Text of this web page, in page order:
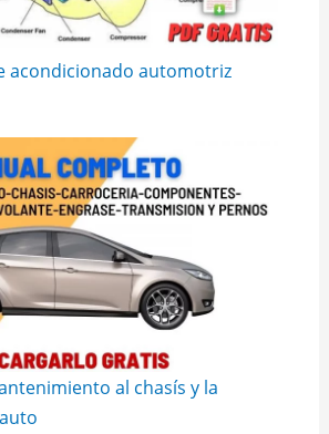
acondicionado automotriz
al chasís y la